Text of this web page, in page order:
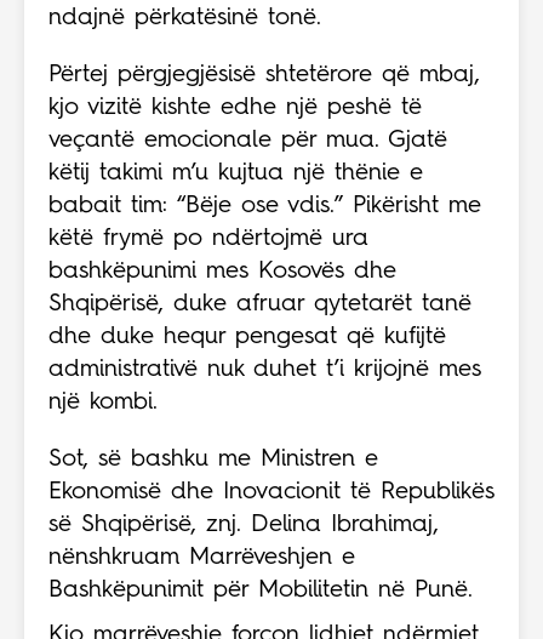
ndajnë përkatësinë tonë.
Përtej përgjegjësisë shtetërore që mbaj,
kjo vizitë kishte edhe një peshë të
veçantë emocionale për mua. Gjatë
këtij takimi m’u kujtua një thënie e
babait tim: “Bëje ose vdis.” Pikërisht me
këtë frymë po ndërtojmë ura
bashkëpunimi mes Kosovës dhe
Shqipërisë, duke afruar qytetarët tanë
dhe duke hequr pengesat që kufijtë
administrativë nuk duhet t’i krijojnë mes
një kombi.
Sot, së bashku me Ministren e
Ekonomisë dhe Inovacionit të Republikës
së Shqipërisë, znj. Delina Ibrahimaj,
nënshkruam Marrëveshjen e
Bashkëpunimit për Mobilitetin në Punë.